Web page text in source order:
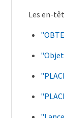
Les en-